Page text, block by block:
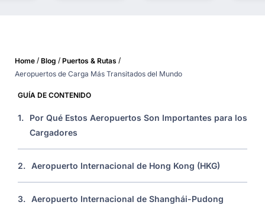
Home / Blog / Puertos & Rutas /
Aeropuertos de Carga Más Transitados del Mundo
GUÍA DE CONTENIDO
1.
Por Qué Estos Aeropuertos Son Importantes para los
Cargadores
2. Aeropuerto Internacional de Hong Kong (HKG)
3. Aeropuerto Internacional de Shanghái-Pudong